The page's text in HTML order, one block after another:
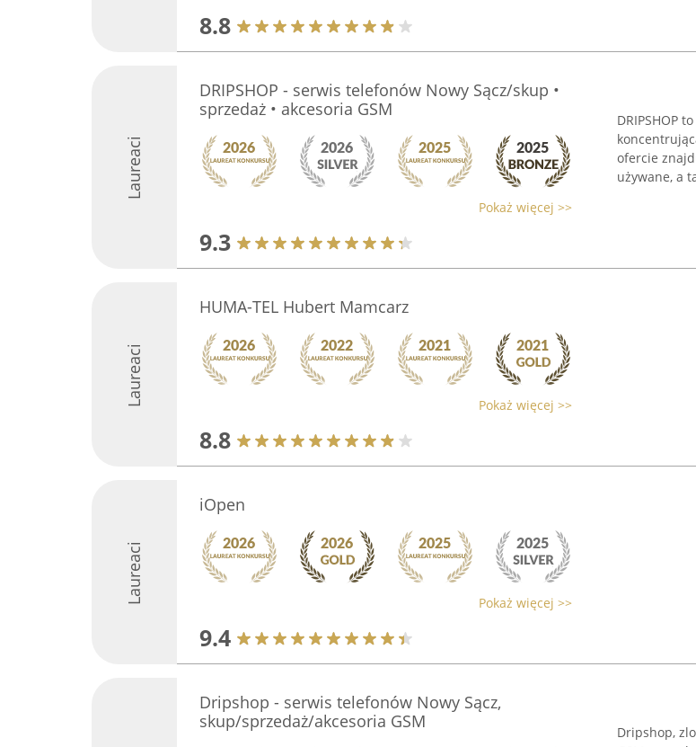
8.8
Laureaci
DRIPSHOP - serwis telefonów Nowy Sącz/skup •
sprzedaż • akcesoria GSM
Pokaż więcej >>
9.3
DRIPSHOP
ofercie
używane, a
Laureaci
HUMA-TEL Hubert Mamcarz
Pokaż więcej >>
8.8
Laureaci
iOpen
Pokaż więcej >>
9.4
Dripshop - serwis telefonów Nowy Sącz,
skup/sprzedaż/akcesoria GSM
Dripshop,